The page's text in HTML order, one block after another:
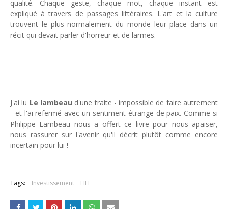
qualité. Chaque geste, chaque mot, chaque instant est
expliqué à travers de passages littéraires. L'art et la culture
trouvent le plus normalement du monde leur place dans un
récit qui devait parler d'horreur et de larmes.
J'ai lu Le lambeau d'une traite - impossible de faire autrement
- et l'ai refermé avec un sentiment étrange de paix. Comme si
Philippe Lambeau nous a offert ce livre pour nous apaiser,
nous rassurer sur l'avenir qu'il décrit plutôt comme encore
incertain pour lui !
Tags: Investissement LIFE